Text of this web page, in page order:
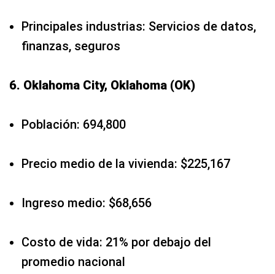
Principales industrias: Servicios de datos,
finanzas, seguros
6. Oklahoma City, Oklahoma (OK)
Población: 694,800
Precio medio de la vivienda: $225,167
Ingreso medio: $68,656
Costo de vida: 21% por debajo del
promedio nacional